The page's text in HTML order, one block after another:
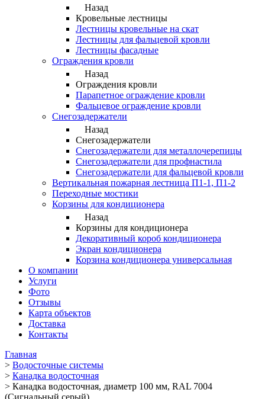
Назад
Кровельные лестницы
Лестницы кровельные на скат
Лестницы для фальцевой кровли
Лестницы фасадные
Ограждения кровли
Назад
Ограждения кровли
Парапетное ограждение кровли
Фальцевое ограждение кровли
Снегозадержатели
Назад
Снегозадержатели
Снегозадержатели для металлочерепицы
Снегозадержатели для профнастила
Снегозадержатели для фальцевой кровли
Вертикальная пожарная лестница П1-1, П1-2
Переходные мостики
Корзины для кондиционера
Назад
Корзины для кондиционера
Декоративный короб кондиционера
Экран кондиционера
Корзина кондиционера универсальная
О компании
Услуги
Фото
Отзывы
Карта объектов
Доставка
Контакты
Главная
> Водосточные системы
> Канадка водосточная
> Канадка водосточная, диаметр 100 мм, RAL 7004
(Сигнальный серый)